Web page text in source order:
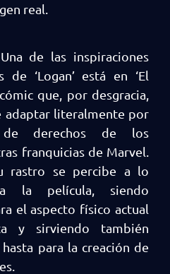
real.
de las inspiraciones
de ‘Logan’ está en ‘El
que, por desgracia,
adaptar literalmente por
de derechos de los
franquicias de Marvel.
rastro se percibe a lo
la película, siendo
el aspecto físico actual
y sirviendo también
para la creación de